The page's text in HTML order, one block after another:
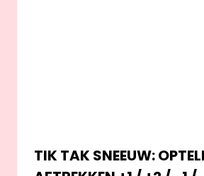
TIK TAK SNEEUW: